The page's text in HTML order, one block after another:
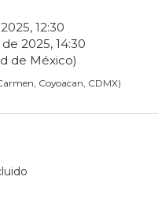
2025, 12:30
de 2025, 14:30
de México)
Coyoacan, CDMX)